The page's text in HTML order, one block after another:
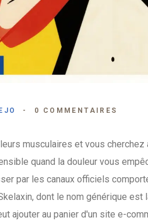
0 COMMENTAIRES
musculaires et vous cherchez
quand la douleur vous
par les canaux officiels
dont le nom générique est
ajouter au panier d'un site e-